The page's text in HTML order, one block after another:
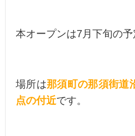
本オープンは7月下旬の予
場所は那須町の那須街道
点の付近です。